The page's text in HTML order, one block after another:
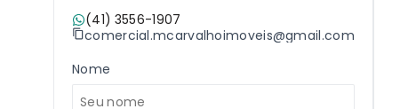
(41) 3556-1907
comercial.mcarvalhoimoveis@gmail.com
Nome